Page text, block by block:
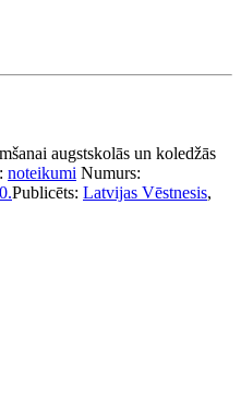
augstskolās un koledžās
noteikumi Numurs:
Publicēts: Latvijas Vēstnesis,